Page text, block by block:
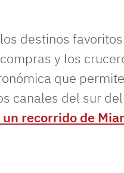
destinos
y los
que
canales del sur
recorrido de